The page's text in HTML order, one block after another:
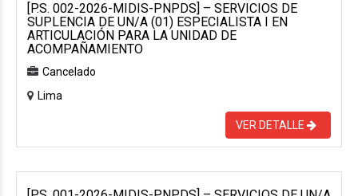
[P.S. 002-2026-MIDIS-PNPDS] – SERVICIOS DE
SUPLENCIA DE UN/A (01) ESPECIALISTA I EN
ARTICULACIÓN PARA LA UNIDAD DE
ACOMPAÑAMIENTO
Cancelado
Lima
VER DETALLE